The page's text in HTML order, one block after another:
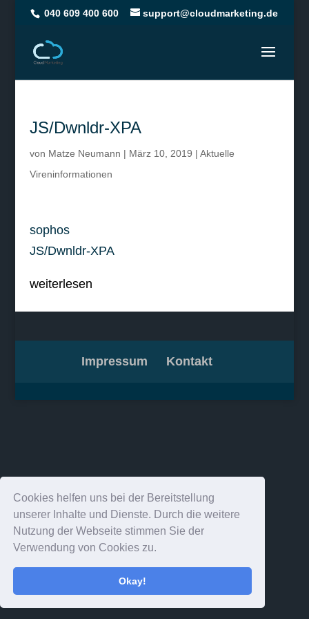
Cookies helfen uns bei der Bereitstellung
unserer Inhalte und Dienste. Durch die weitere
Nutzung der Webseite stimmen Sie der
Verwendung von Cookies zu.
Okay!
040 609 400 600 support@cloudmarketing.de
JS/Dwnldr-XPA
von Matze Neumann | März 10, 2019 | Aktuelle
Vireninformationen
sophos
JS/Dwnldr-XPA
weiterlesen
Impressum Kontakt